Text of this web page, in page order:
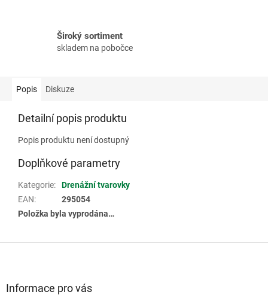
Široký sortiment
skladem na pobočce
Popis Diskuze
Detailní popis produktu
Popis produktu není dostupný
Doplňkové parametry
Kategorie:
Drenážní tvarovky
EAN:
295054
Položka byla vyprodána…
Informace pro vás